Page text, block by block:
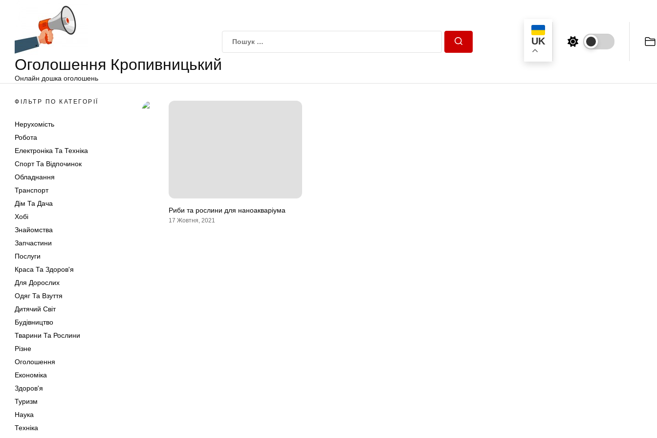
Оголошення Кропивницький
Онлайн дошка оголошень
UK
ФІЛЬТР ПО КАТЕГОРІЇ
Нерухомість
Робота
Електроніка Та Техніка
Спорт Та Відпочинок
Обладнання
Транспорт
Дім Та Дача
Хобі
Знайомства
Запчастини
Послуги
Краса Та Здоров'я
Для Дорослих
Одяг Та Взуття
Дитячий Світ
Будівництво
Тварини Та Рослини
Різне
Оголошення
Економіка
Здоров'я
Туризм
Наука
Техніка
Риби та рослини для наноакваріума
17 Жовтня, 2021